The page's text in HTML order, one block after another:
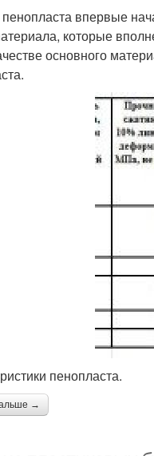
впервые
которые
основного
пенопласта.
→